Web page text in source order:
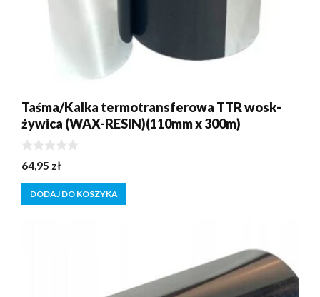
Taśma/Kalka termotransferowa TTR wosk-
żywica (WAX-RESIN)(110mm x 300m)
0
z
5
64,95 zł
DODAJ DO KOSZYKA